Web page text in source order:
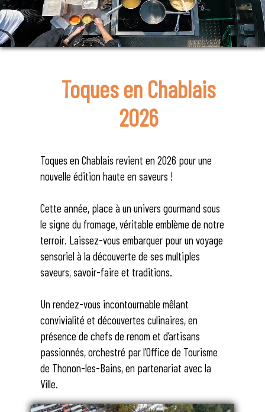
Toques en Chablais
2026
Toques en Chablais revient en 2026 pour une
nouvelle édition haute en saveurs !
Cette année, place à un univers gourmand sous
le signe du fromage, véritable emblème de notre
terroir. Laissez-vous embarquer pour un voyage
sensoriel à la découverte de ses multiples
saveurs, savoir-faire et traditions.
Un rendez-vous incontournable mêlant
convivialité et découvertes culinaires, en
présence de chefs de renom et d’artisans
passionnés, orchestré par l’Office de Tourisme
de Thonon-les-Bains, en partenariat avec la
Ville.